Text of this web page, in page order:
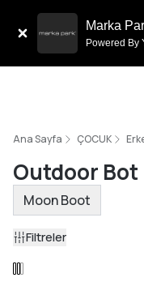
Marka
Powered By
Ana Sayfa ÇOCUK
Outdoor Bot
Moon Boot
Filtreler